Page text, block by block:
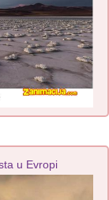
u Evropi